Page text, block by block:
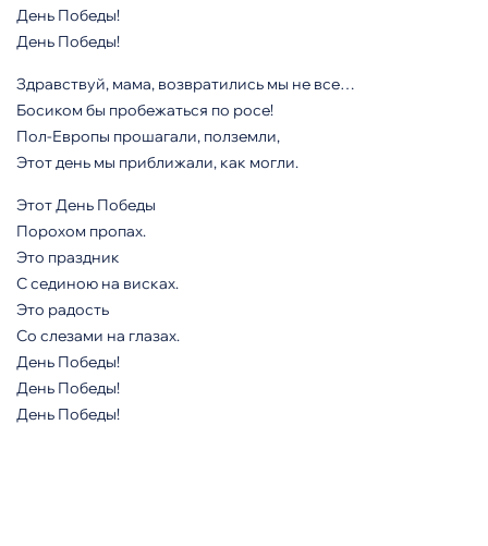
День Победы!
День Победы!
Здравствуй, мама, возвратились мы не все…
Босиком бы пробежаться по росе!
Пол-Европы прошагали, полземли,
Этот день мы приближали, как могли.
Этот День Победы
Порохом пропах.
Это праздник
С сединою на висках.
Это радость
Со слезами на глазах.
День Победы!
День Победы!
День Победы!